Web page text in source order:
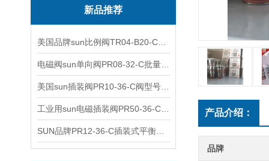
新品推荐
产品介绍：
品牌